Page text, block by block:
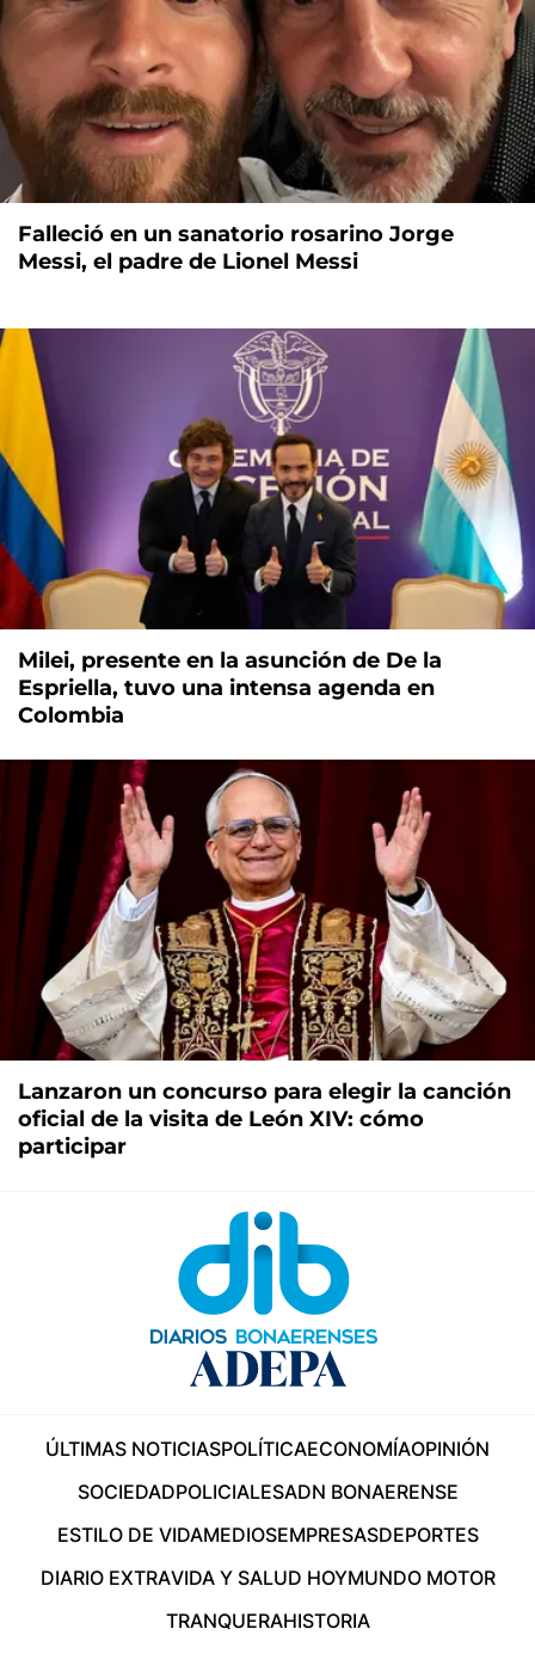
Falleció en un sanatorio rosarino Jorge
Messi, el padre de Lionel Messi
Milei, presente en la asunción de De la
Espriella, tuvo una intensa agenda en
Colombia
Lanzaron un concurso para elegir la canción
oficial de la visita de León XIV: cómo
participar
ÚLTIMAS NOTICIASPOLÍTICAECONOMÍAOPINIÓN
SOCIEDADPOLICIALESADN BONAERENSE
ESTILO DE VIDAMEDIOSEMPRESASDEPORTES
DIARIO EXTRAVIDA Y SALUD HOYMUNDO MOTOR
TRANQUERAHISTORIA